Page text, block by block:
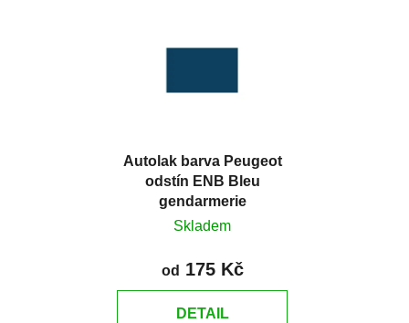
Autolak barva Peugeot
odstín ENB Bleu
gendarmerie
Skladem
od 175 Kč
DETAIL